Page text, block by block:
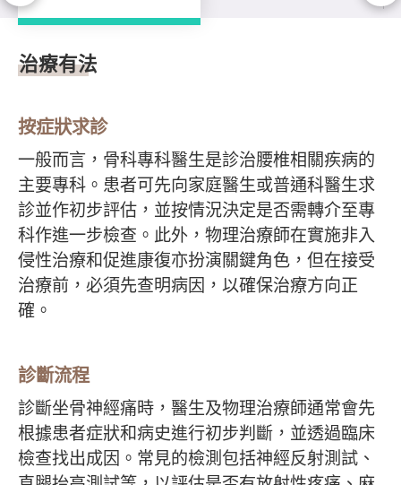
診斷及治療
治療有法
按症狀求診
一般而言，骨科專科醫生是診治腰椎相關疾病的
主要專科。患者可先向家庭醫生或普通科醫生求
診並作初步評估，並按情況決定是否需轉介至專
科作進一步檢查。此外，物理治療師在實施非入
侵性治療和促進康復亦扮演關鍵角色，但在接受
治療前，必須先查明病因，以確保治療方向正
確。
診斷流程
診斷坐骨神經痛時，醫生及物理治療師通常會先
根據患者症狀和病史進行初步判斷，並透過臨床
檢查找出成因。常見的檢測包括神經反射測試、